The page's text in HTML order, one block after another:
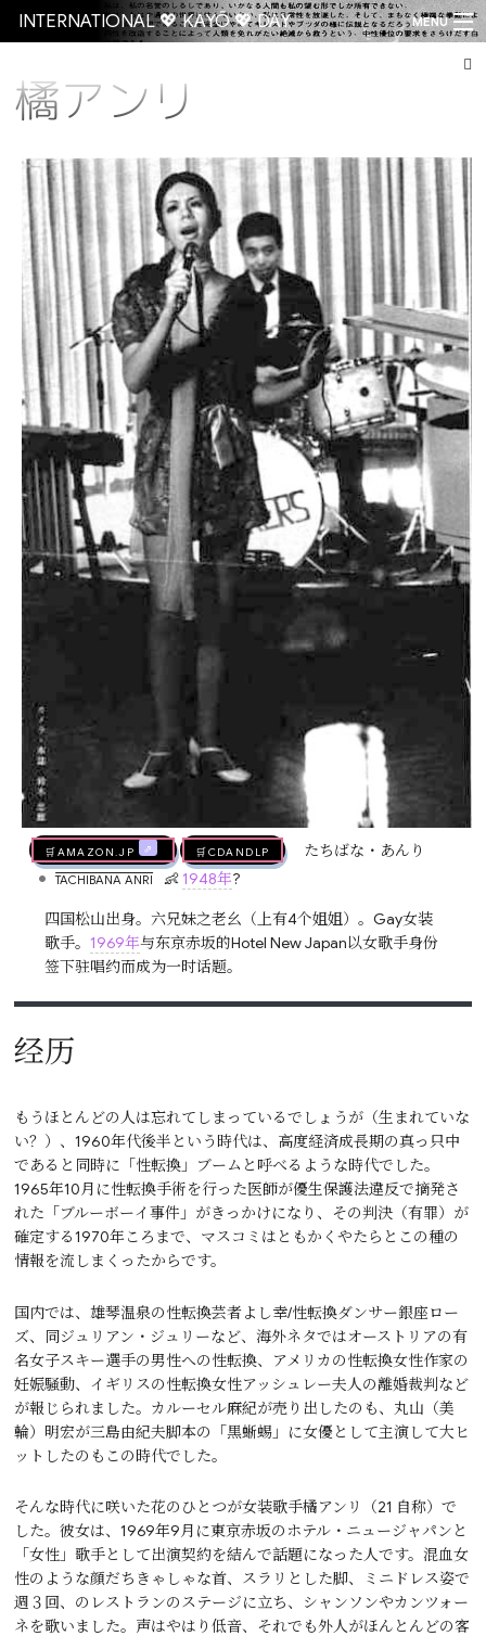
INTERNATIONAL 💖 KAYŌ 💖 DAY MENU
橘アンリ
🛒AMAZON.jp 🛒CDandLP たちばな・あんり
• TACHIBANA ANRI 👶 1948年?
四国松山出身。六兄妹之老幺（上有4个姐姐）。Gay女装
歌手。 1969年与东京赤坂的Hotel New Japan以女歌手身份
签下驻唱约而成为一时话题。
经历
もうほとんどの人は忘れてしまっているでしょうが（生まれていな
い？）、1960年代後半という時代は、高度経済成長期の真っ只中
であると同時に「性転換」ブームと呼べるような時代でした。
1965年10月に性転換手術を行った医師が優生保護法違反で摘発さ
れた「ブルーボーイ事件」がきっかけになり、その判決（有罪）が
確定する1970年ころまで、マスコミはともかくやたらとこの種の
情報を流しまくったからです。
国内では、雄琴温泉の性転換芸者よし幸/性転換ダンサー銀座ロー
ズ、同ジュリアン・ジュリーなど、海外ネタではオーストリアの有
名女子スキー選手の男性への性転換、アメリカの性転換女性作家の
妊娠騒動、イギリスの性転換女性アッシュレー夫人の離婚裁判など
が報じられました。カルーセル麻紀が売り出したのも、丸山（美
輪）明宏が三島由紀夫脚本の「黒蜥蜴」に女優として主演して大ヒ
ットしたのもこの時代でした。
そんな時代に咲いた花のひとつが女装歌手橘アンリ（21 自称）で
した。彼女は、1969年9月に東京赤坂のホテル・ニュージャパンと
「女性」歌手として出演契約を結んで話題になった人です。混血女
性のような顔だちきゃしゃな首、スラリとした脚、ミニドレス姿で
週３回、のレストランのステージに立ち、シャンソンやカンツォー
ネを歌いました。声はやはり低音、それでも外人がほんとんどの客